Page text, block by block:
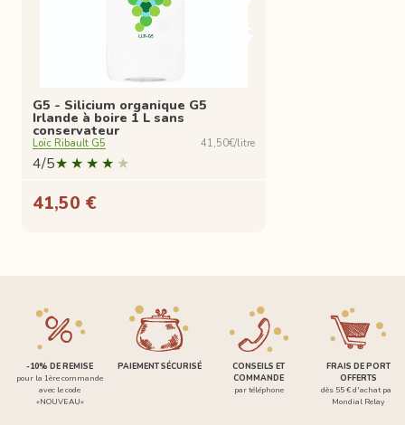
G5 - Silicium organique G5
Irlande à boire 1 L sans
conservateur
Loïc Ribault G5 41,50€/litre
4/5
41,50 €
-10% DE REMISE
pour la 1ère commande
avec le code
«NOUVEAU»
PAIEMENT SÉCURISÉ
CONSEILS ET
COMMANDE
par téléphone
FRAIS DE PORT
OFFERTS
dès 55 € d'achat par
Mondial Relay